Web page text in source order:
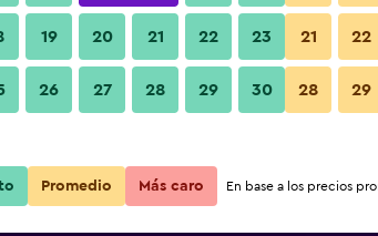
$21 Ver oferta
$22 Ver oferta
Hotel
Fotos
19 20 21 22 23
26 27 28 29 30
21 22
28 29
Promedio Más caro En base a los precios